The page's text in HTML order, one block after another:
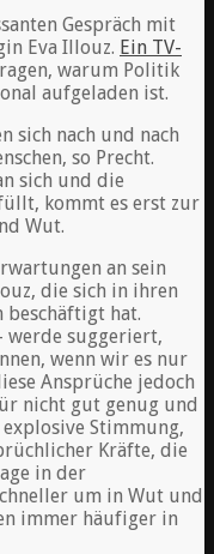
Gespräch mit
Eva Illouz. Ein TV-
warum Politik
aufgeladen ist.
sich nach und nach
so Precht.
sich und die
kommt es erst zur
Wut.
an sein
die sich in ihren
beschäftigt hat.
werde suggeriert,
wenn wir es nur
Ansprüche jedoch
nicht gut genug und
Stimmung,
Kräfte, die
in der
um in Wut und
immer häufiger in